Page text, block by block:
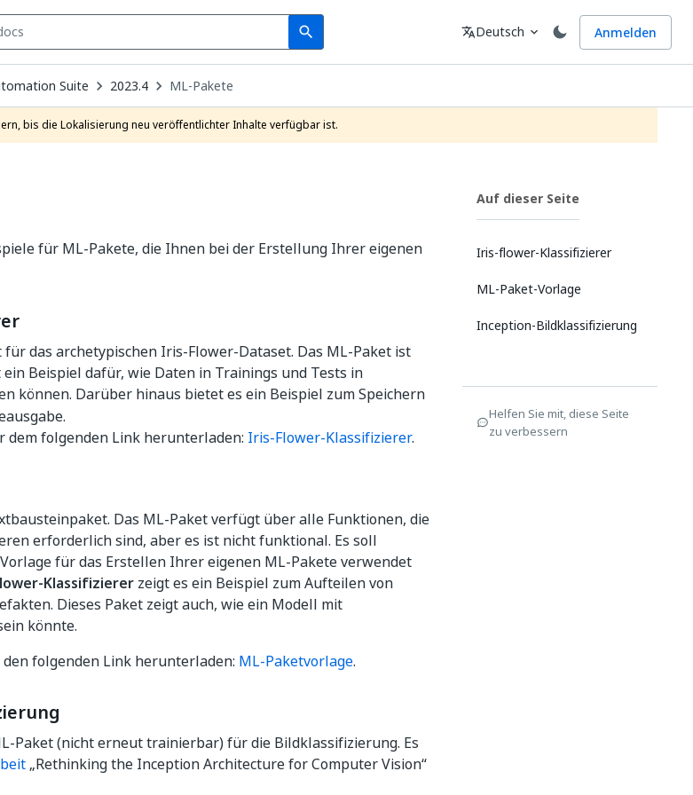
search
Search Sprache
translateDeutsch expand_more Anmelden
Suite 2023.4 ML-Pakete
bis die Lokalisierung neu veröffentlichter Inhalte verfügbar ist.
für ML-Pakete, die Ihnen bei der Erstellung Ihrer eigenen
das archetypischen Iris-Flower-Dataset. Das ML-Paket ist
Beispiel dafür, wie Daten in Trainings und Tests in
können. Darüber hinaus bietet es ein Beispiel zum Speichern
dem folgenden Link herunterladen: Iris-Flower-Klassifizierer.
Das ML-Paket verfügt über alle Funktionen, die
erforderlich sind, aber es ist nicht funktional. Es soll
für das Erstellen Ihrer eigenen ML-Pakete verwendet
Klassifizierer zeigt es ein Beispiel zum Aufteilen von
Dieses Paket zeigt auch, wie ein Modell mit
könnte.
folgenden Link herunterladen: ML-Paketvorlage.
Paket (nicht erneut trainierbar) für die Bildklassifizierung. Es
„Rethinking the Inception Architecture for Computer Vision“
Auf dieser Seite
Iris-flower-Klassifizierer
ML-Paket-Vorlage
Inception-Bildklassifizierung
Helfen Sie mit, diese Seite
zu verbessern